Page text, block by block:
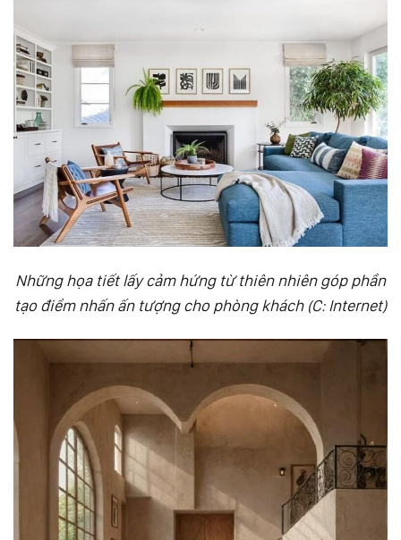
Những họa tiết lấy cảm hứng từ thiên nhiên góp phần
tạo điểm nhấn ấn tượng cho phòng khách (C: Internet)